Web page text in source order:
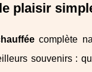
plaisir
complète
souvenirs :